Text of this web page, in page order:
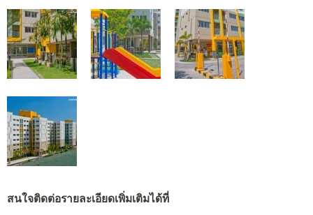
สนใจติดต่อรายละเอียดเพิ่มเติมได้ที่